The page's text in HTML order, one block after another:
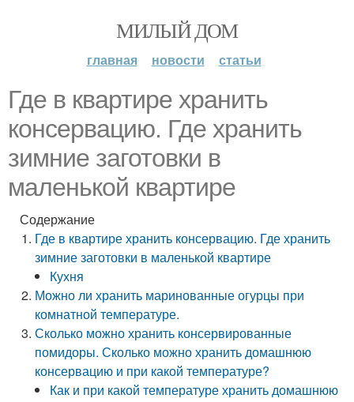
МИЛЫЙ ДОМ
главная новости статьи
Где в квартире хранить
консервацию. Где хранить
зимние заготовки в
маленькой квартире
Содержание
Где в квартире хранить консервацию. Где хранить
зимние заготовки в маленькой квартире
Кухня
Можно ли хранить маринованные огурцы при
комнатной температуре.
Сколько можно хранить консервированные
помидоры. Сколько можно хранить домашнюю
консервацию и при какой температуре?
Как и при какой температуре хранить домашнюю